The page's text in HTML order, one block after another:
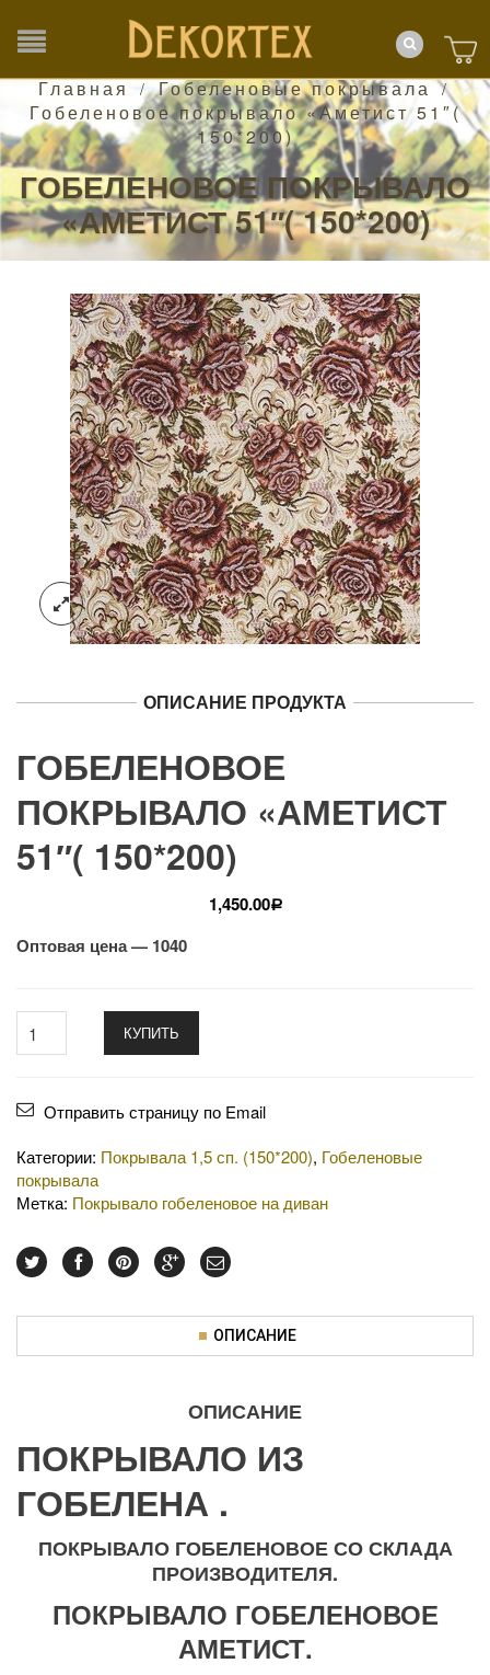
Главная / Гобеленовые покрывала /
Гобеленовое покрывало «Аметист 51″(
150*200)
ГОБЕЛЕНОВОЕ ПОКРЫВАЛО
«АМЕТИСТ 51″( 150*200)
ОПИСАНИЕ ПРОДУКТА
ГОБЕЛЕНОВОЕ
ПОКРЫВАЛО «АМЕТИСТ
51″( 150*200)
1,450.00Р
Оптовая цена — 1040
КУПИТЬ
Отправить страницу по Email
Категории: Покрывала 1,5 сп. (150*200), Гобеленовые
покрывала
Метка: Покрывало гобеленовое на диван
ОПИСАНИЕ
ОПИСАНИЕ
ПОКРЫВАЛО ИЗ
ГОБЕЛЕНА .
ПОКРЫВАЛО ГОБЕЛЕНОВОЕ СО СКЛАДА
ПРОИЗВОДИТЕЛЯ.
ПОКРЫВАЛО ГОБЕЛЕНОВОЕ
АМЕТИСТ.